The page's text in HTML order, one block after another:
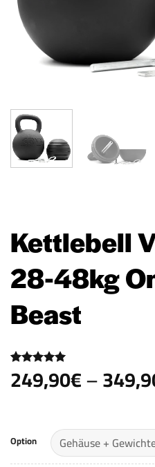
Kettlebell
28-48kg
Beast
Bewertet
mit5von
3
249,90€–
Option